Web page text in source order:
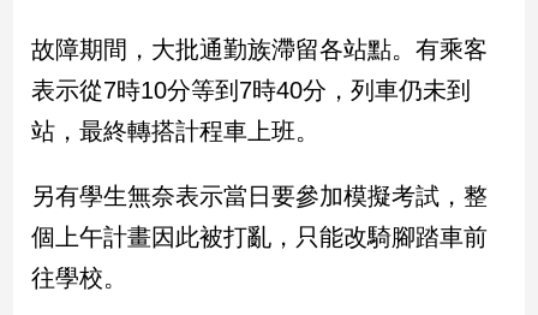
調
國
會
焦
觀
點
故障期間，大批通勤族滯留各站點。有乘客
表示從7時10分等到7時40分，列車仍未到
站，最終轉搭計程車上班。
另有學生無奈表示當日要參加模擬考試，整
個上午計畫因此被打亂，只能改騎腳踏車前
往學校。